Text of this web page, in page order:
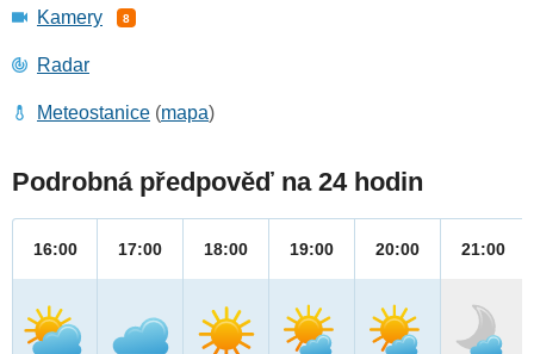
Kamery 8
Radar
Meteostanice (mapa)
Podrobná předpověď na 24 hodin
16:00 17:00 18:00 19:00 20:00 21:00